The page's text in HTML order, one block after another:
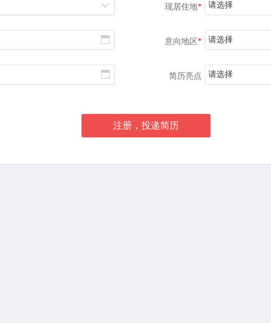
现居住地* 请选择
意向地区* 请选择
简历亮点 请选择
注册，投递简历